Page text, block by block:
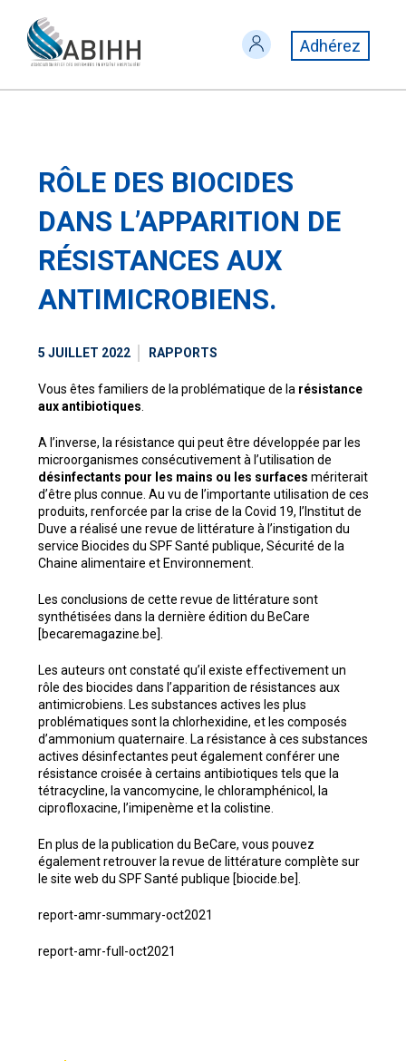
Adhérez
RÔLE DES BIOCIDES
DANS L’APPARITION DE
RÉSISTANCES AUX
ANTIMICROBIENS.
5 JUILLET 2022 RAPPORTS
Vous êtes familiers de la problématique de la résistance
aux antibiotiques
A l’inverse, la résistance qui peut être développée par les
microorganismes consécutivement à l’utilisation de
désinfectants pour les mains ou les surfaces mériterait
d’être plus connue. Au vu de l’importante utilisation de ces
produits, renforcée par la crise de la Covid 19, l’Institut de
Duve a réalisé une revue de littérature à l’instigation du
service Biocides du SPF Santé publique, Sécurité de la
Chaine alimentaire et Environnement.
Les conclusions de cette revue de littérature sont
synthétisées dans la dernière édition du BeCare
[becaremagazine.be]
Les auteurs ont constaté qu’il existe effectivement un
rôle des biocides dans l’apparition de résistances aux
antimicrobiens. Les substances actives les plus
problématiques sont la chlorhexidine, et les composés
d’ammonium quaternaire. La résistance à ces substances
actives désinfectantes peut également conférer une
résistance croisée à certains antibiotiques tels que la
tétracycline, la vancomycine, le chloramphénicol, la
ciprofloxacine, l’imipenème et la colistine.
En plus de la publication du BeCare, vous pouvez
également retrouver la revue de littérature complète sur
le site web du SPF Santé publique [biocide.be]
report-amr-summary-oct2021
report-amr-full-oct2021